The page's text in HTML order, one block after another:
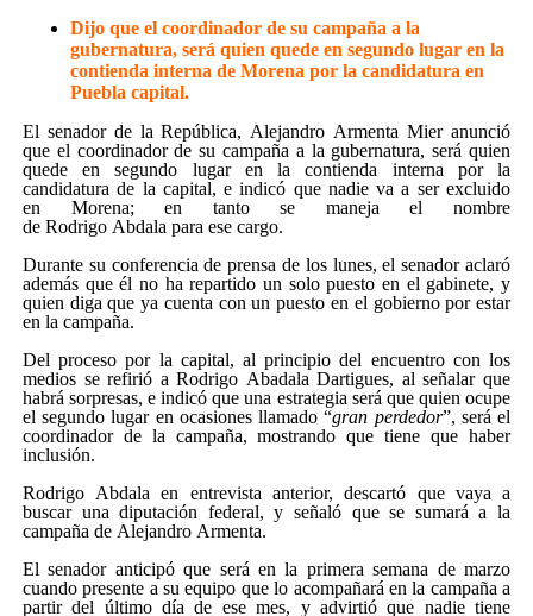
Dijo que el coordinador de su campaña a la
gubernatura, será quien quede en segundo lugar en la
contienda interna de Morena por la candidatura en
Puebla capital.
El senador de la República, Alejandro Armenta Mier anunció
que el coordinador de su campaña a la gubernatura, será quien
quede en segundo lugar en la contienda interna por la
candidatura de la capital, e indicó que nadie va a ser excluido
en Morena; en tanto se maneja el nombre
de Rodrigo Abdala para ese cargo.
Durante su conferencia de prensa de los lunes, el senador aclaró
además que él no ha repartido un solo puesto en el gabinete, y
quien diga que ya cuenta con un puesto en el gobierno por estar
en la campaña.
Del proceso por la capital, al principio del encuentro con los
medios se refirió a Rodrigo Abadala Dartigues, al señalar que
habrá sorpresas, e indicó que una estrategia será que quien ocupe
el segundo lugar en ocasiones llamado “gran perdedor”, será el
coordinador de la campaña, mostrando que tiene que haber
inclusión.
Rodrigo Abdala en entrevista anterior, descartó que vaya a
buscar una diputación federal, y señaló que se sumará a la
campaña de Alejandro Armenta.
El senador anticipó que será en la primera semana de marzo
cuando presente a su equipo que lo acompañará en la campaña a
partir del último día de ese mes, y advirtió que nadie tiene